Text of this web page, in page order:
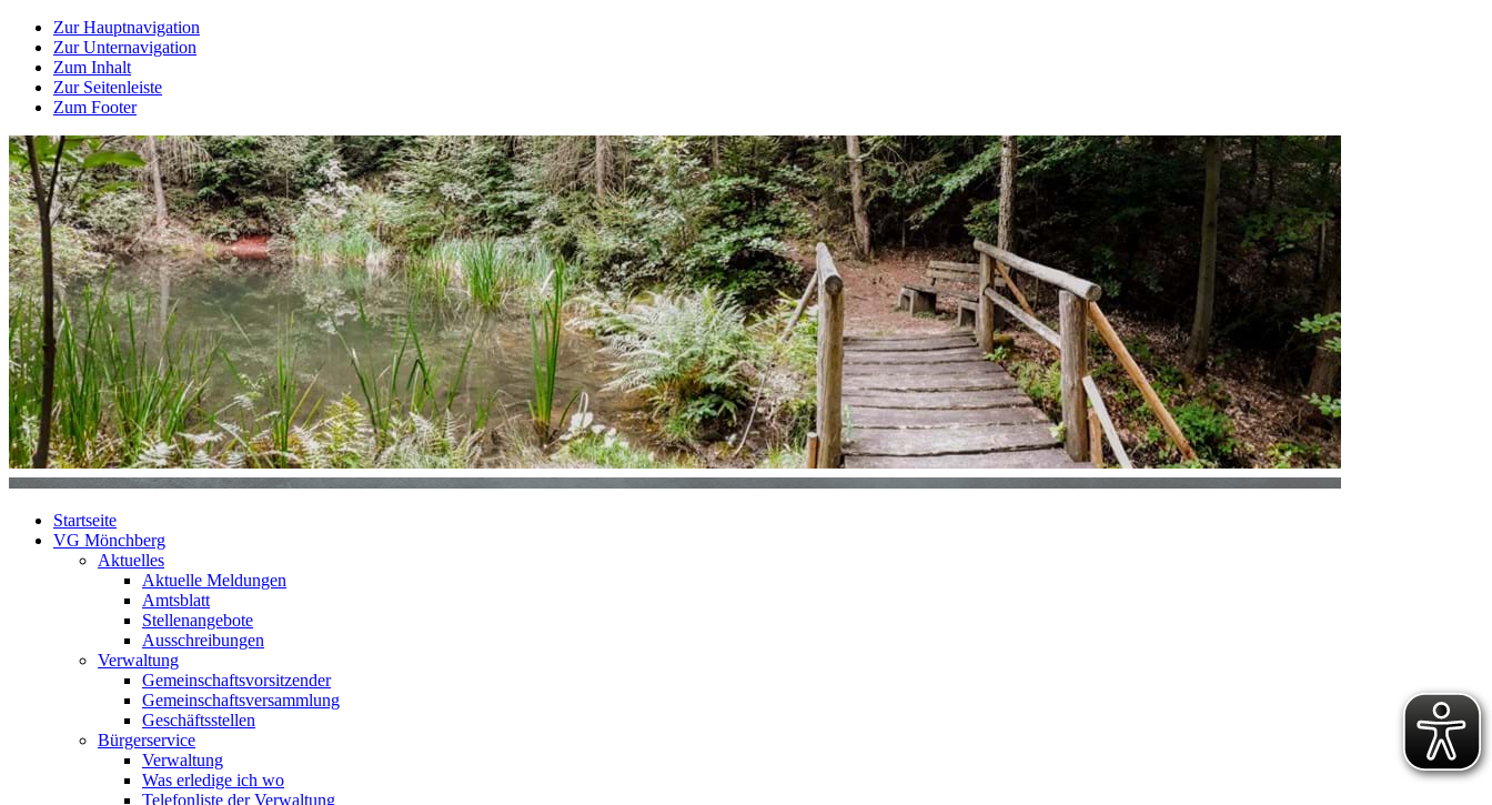
Zur Hauptnavigation
Zur Unternavigation
Zum Inhalt
Zur Seitenleiste
Zum Footer
Startseite
VG Mönchberg
Aktuelles
Aktuelle Meldungen
Amtsblatt
Stellenangebote
Ausschreibungen
Verwaltung
Gemeinschaftsvorsitzender
Gemeinschaftsversammlung
Geschäftsstellen
Bürgerservice
Verwaltung
Was erledige ich wo
Telefonliste der Verwaltung